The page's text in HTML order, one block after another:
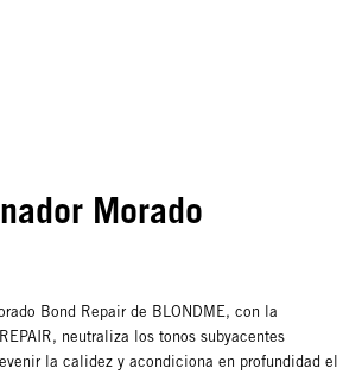
Morado
Bond Repair de BLONDME, con la
neutraliza los tonos subyacentes
la calidez y acondiciona en profundidad el